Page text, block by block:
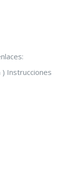
) Instrucciones